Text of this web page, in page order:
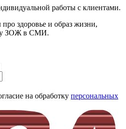
работы с клиентами.
здоровье и образ жизни,
ЗОЖ в СМИ.
на обработку персональных